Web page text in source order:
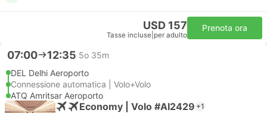
USD 157
Tasse incluse per adulto
Prenota ora
07:00 12:35 5o 35m
DEL Delhi Aeroporto
Connessione automatica | Volo+Volo
ATQ Amritsar Aeroporto
Economy | Volo #AI2429 +1